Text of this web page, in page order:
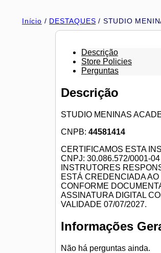
Início / DESTAQUES / STUDIO
Descrição
Store Policies
Perguntas
Descrição
STUDIO MENINAS
CNPB: 44581414
CERTIFICAMOS ESTA
CNPJ: 30.086.572/0001-04
INSTRUTORES
ESTÁ CREDENCIADA
CONFORME
ASSINATURA DIGITAL
VALIDADE 07/07/2027.
Informações
Não há perguntas ainda.